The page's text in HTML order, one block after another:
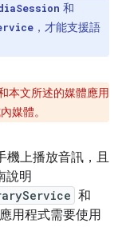
和
，才能支援語
本文所述的媒體應用
媒體。
機上播放音訊，且
說明
和
用程式需要使用